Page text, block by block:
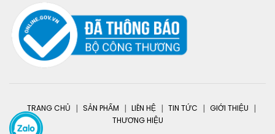
TRANG CHỦ SẢN PHẨM LIÊN HỆ TIN TỨC
GIỚI THIỆU
THƯƠNG HIỆU